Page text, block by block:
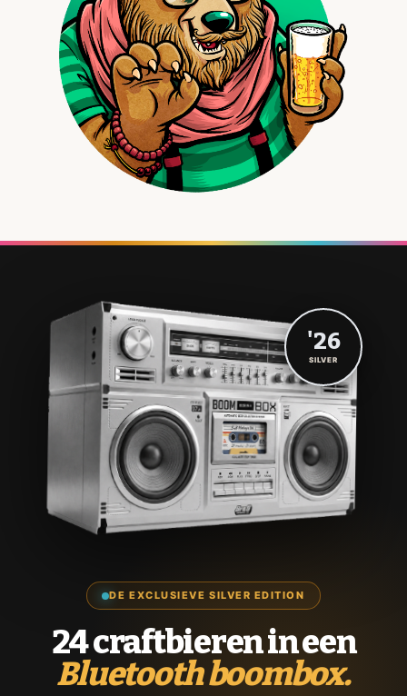
DE EXCLUSIEVE SILVER EDITION
24 craftbieren in een
Bluetooth boombox.
'26
SILVER